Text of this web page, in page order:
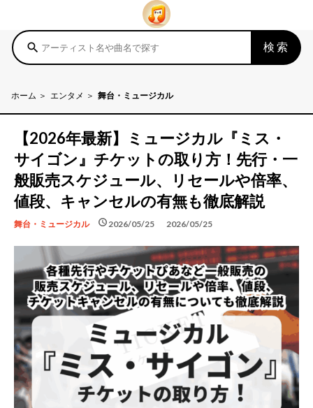
search 検索
ホーム エンタメ 舞台・ミュージカル
【2026年最新】ミュージカル『ミス・
サイゴン』チケットの取り方！先行・一
般販売スケジュール、リセールや倍率、
値段、キャンセルの有無も徹底解説
舞台・ミュージカル schedule 2026/05/25
schedule 2026/05/25